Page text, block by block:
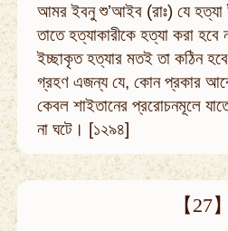
আমর ইবনু শু’আইব (রাঃ) যে
তাতে হত্যাকারীকে হত্যা করা হবে
ইচ্ছাকৃত হত্যার মতই তা কঠিন
গ্রহণ এজন্য যে, কোন প্রকার
কেবল শাইতানের প্ররোচনমূলে
না ঘটে। [১২৯৪]
【27】